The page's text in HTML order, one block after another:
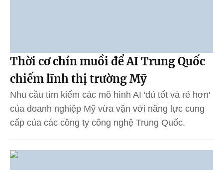
Thời cơ chín muồi để AI Trung Quốc
chiếm lĩnh thị trường Mỹ
Nhu cầu tìm kiếm các mô hình AI 'đủ tốt và rẻ hơn'
của doanh nghiệp Mỹ vừa vặn với năng lực cung
cấp của các công ty công nghệ Trung Quốc.